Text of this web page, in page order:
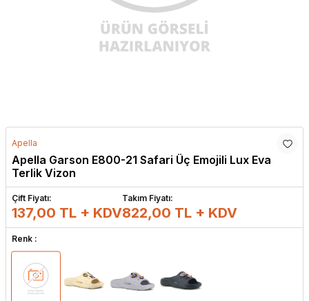
Apella
Apella Garson E800-21 Safari Üç Emojili Lux Eva
Terlik Vizon
Çift Fiyatı:
137,00 TL + KDV
Takım Fiyatı:
822,00 TL + KDV
Renk :